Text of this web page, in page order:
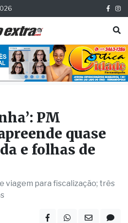
PM
quase
e folhas de
viagem para fiscalização; três